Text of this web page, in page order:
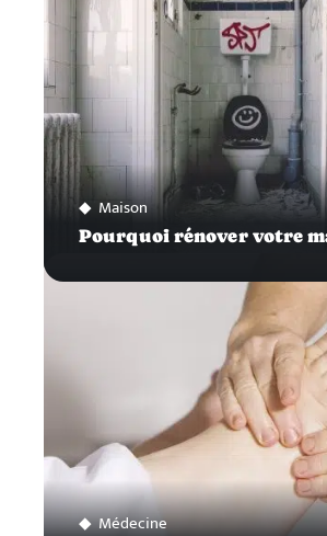
Maison
Pourquoi rénover votre
Médecine